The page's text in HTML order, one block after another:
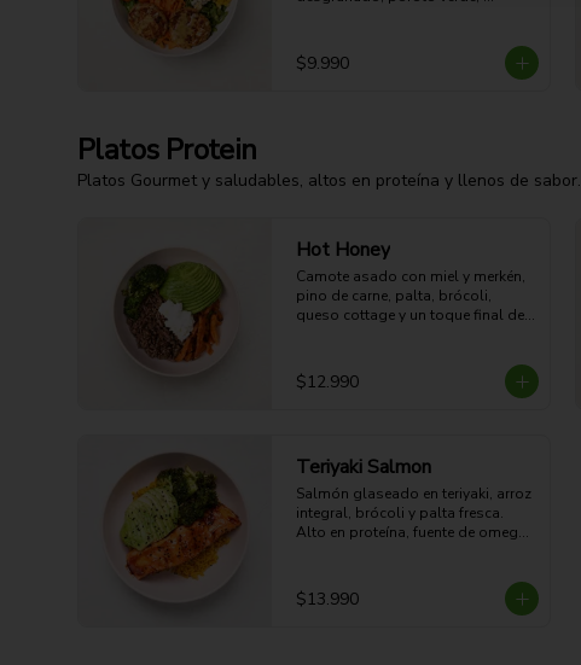
$9.990
Platos Protein
Platos Gourmet y saludables, altos en proteína y llenos de sabor.
Hot Honey
Camote asado con miel y merkén,
pino de carne, palta, brócoli,
queso cottage y un toque final de
39g Proteina - 57g Carbohidratos -
35g grasa - 10g Fibra - 686 Kcal
$12.990
Teriyaki Salmon
Salmón glaseado en teriyaki, arroz
integral, brócoli y palta fresca.
Alto en proteína, fuente de omega
37g Proteina - 39g Carbohidratos -
27g grasa - 7g Fibra - 546 Kcal
$13.990